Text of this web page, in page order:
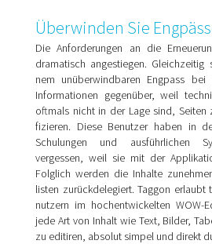
Überwinden Sie
Die Anforderungen an die
drama­tisch angestiegen.
nem unüberwindbaren Engpass bei
Infor­mationen gegenüber, weil
oftmals nicht in der Lage sind,
fizieren. Diese Benutzer haben in
Schulungen und ausführlichen
vergessen, weil sie mit der
Folglich werden die Inhalte
listen zurückdelegiert. Taggon
nut­zern im hochentwickelten WOW-
jede Art von Inhalt wie Text, Bilder,
zu editiren, absolut simpel und direkt